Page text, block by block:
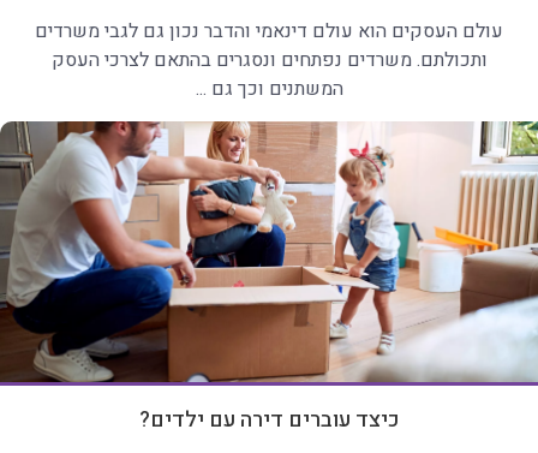
עולם העסקים הוא עולם דינאמי והדבר נכון גם לגבי משרדים
ותכולתם. משרדים נפתחים ונסגרים בהתאם לצרכי העסק
המשתנים וכך גם ...
כיצד עוברים דירה עם ילדים?